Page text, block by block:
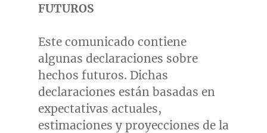
FUTUROS
Este comunicado contiene
algunas declaraciones sobre
hechos futuros. Dichas
declaraciones están basadas en
expectativas actuales,
estimaciones y proyecciones de la